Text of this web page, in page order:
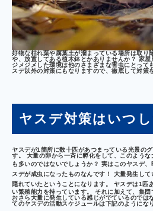
好物な枯れ葉や腐葉土が溜まっている場所は取り
や、放置してある植木鉢とかありませんか？ 家屋
ジメジメした環境は他のさまざまな害虫にとって
スデ以外の対策にもなりますので、徹底して対策
ヤスデ対策はいつ
ヤスデが1箇所に数十匹があつまっている光景の
す。 大量の卵から一斉に孵化をして、このよう
も多いのではないでしょうか？ 実はこのヤスデ、
スデが成虫になったものなんです！ 大量発生して
隠れていたということになります。 ヤスデは1匹
い繁殖能力を持っています。 それに加えて、集
おさら大量に発生している感じがでているのでは
てのヤスデの活動スケジュールは下記のようにな